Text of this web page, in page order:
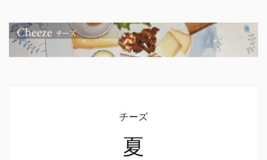
チーズ
夏